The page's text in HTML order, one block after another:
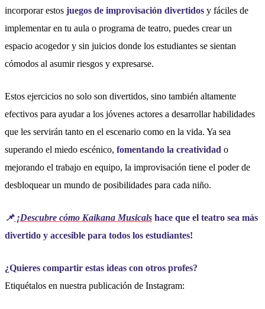
incorporar estos juegos de improvisación divertidos y fáciles de
implementar en tu aula o programa de teatro, puedes crear un
espacio acogedor y sin juicios donde los estudiantes se sientan
cómodos al asumir riesgos y expresarse.
Estos ejercicios no solo son divertidos, sino también altamente
efectivos para ayudar a los jóvenes actores a desarrollar habilidades
que les servirán tanto en el escenario como en la vida. Ya sea
superando el miedo escénico, fomentando la creatividad o
mejorando el trabajo en equipo, la improvisación tiene el poder de
desbloquear un mundo de posibilidades para cada niño.
📌¡Descubre cómo Kaikana Musicals hace que el teatro sea más
divertido y accesible para todos los estudiantes!
¿Quieres compartir estas ideas con otros profes?
Etiquétalos en nuestra publicación de Instagram: